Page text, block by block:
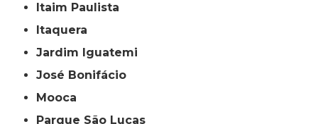
Itaim Paulista
Itaquera
Jardim Iguatemi
José Bonifácio
Mooca
Parque São Lucas